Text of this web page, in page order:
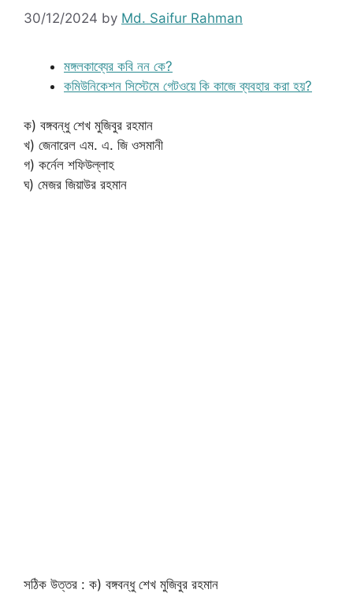
30/12/2024 by Md. Saifur Rahman
মঙ্গলকাব্যের কবি নন কে?
কমিউনিকেশন সিস্টেমে গেটওয়ে কি কাজে ব্যবহার করা হয়?
ক) বঙ্গবন্ধু শেখ মুজিবুর রহমান
খ) জেনারেল এম. এ. জি ওসমানী
গ) কর্নেল শফিউল্লাহ
ঘ) মেজর জিয়াউর রহমান
সঠিক উত্তর : ক) বঙ্গবন্ধু শেখ মুজিবুর রহমান